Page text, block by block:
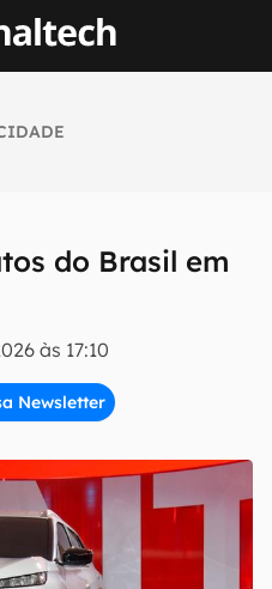
do Brasil em
às 17:10
Newsletter
em primeira
se
com os Termos de
do Canaltech.